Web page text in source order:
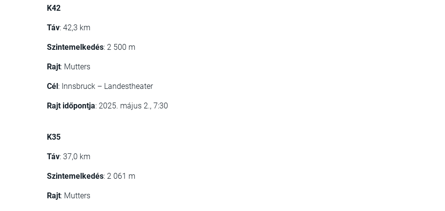
K42
Táv: 42,3 km​
Szintemelkedés: 2 500 m​
Rajt: Mutters
Cél : Innsbruck – Landestheater
Rajt időpontja: 2025. május 2., 7:30
K35
Táv: 37,0 km
Szintemelkedés: 2 061 m​
Rajt: Mutters​